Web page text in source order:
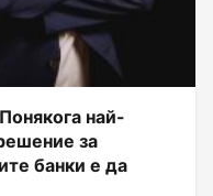
най-
за
банки е да